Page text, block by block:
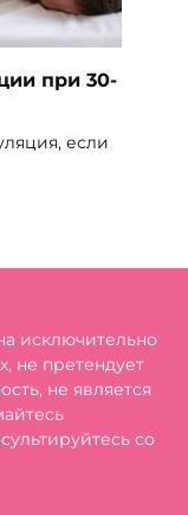
при 30-
если
исключительно
не претендует
не является
со